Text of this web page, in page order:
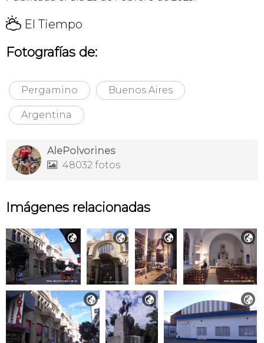
H El Tiempo
Fotografías de:
Pergamino Buenos Aires
Argentina
AlePolvorines
 48032 fotos
Imágenes relacionadas
   
  